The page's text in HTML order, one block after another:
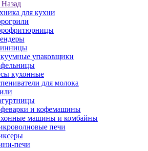
Назад
для кухни
упаковщики
кухонные
для молока
и кофемашины
машины и комбайны
печи
печи